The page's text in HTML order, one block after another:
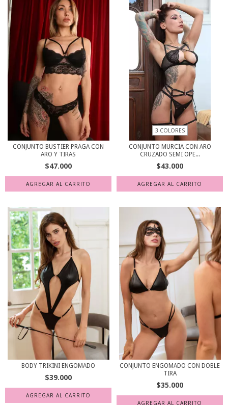
CONJUNTO BUSTIER PRAGA CON
ARO Y TIRAS
$47.000
AGREGAR AL CARRITO
3 COLORES
CONJUNTO MURCIA CON ARO
CRUZADO SEMI OPE...
$43.000
AGREGAR AL CARRITO
BODY TRIKINI ENGOMADO
$39.000
CONJUNTO ENGOMADO CON DOBLE
TIRA
$35.000